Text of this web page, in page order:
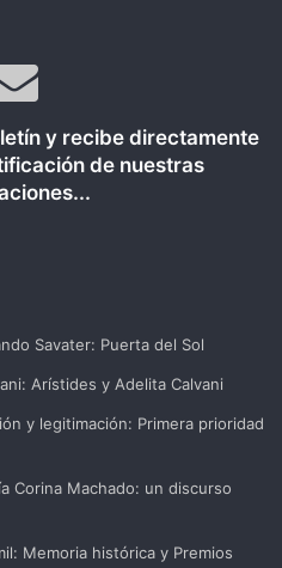
y recibe directamente
de nuestras
Savater: Puerta del Sol
Arístides y Adelita Calvani
y legitimación: Primera prioridad
Corina Machado: un discurso
Memoria histórica y Premios